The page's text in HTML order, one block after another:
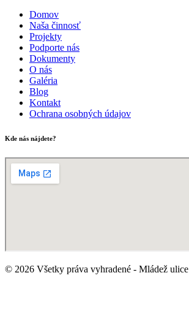
Domov
Naša činnosť
Projekty
Podporte nás
Dokumenty
O nás
Galéria
Blog
Kontakt
Ochrana osobných údajov
Kde nás nájdete?
© 2026 Všetky práva vyhradené - Mládež ulice